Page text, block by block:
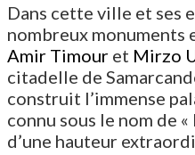
Dans cette ville et ses
nombreux monuments
Amir Timour et Mirzo
citadelle de
construit l’immense
connu sous le nom de
d’une hauteur